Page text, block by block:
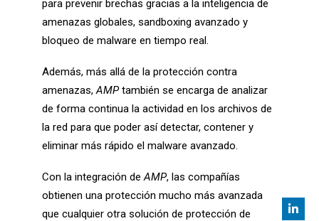
para prevenir brechas gracias a la inteligencia de
amenazas globales, sandboxing avanzado y
bloqueo de malware en tiempo real.
Además, más allá de la protección contra
amenazas,AMPtambién se encarga de analizar
de forma continua la actividad en los archivos de
la red para que poder así detectar, contener y
eliminar más rápido el malware avanzado.
Con la integración deAMP, las compañías
obtienen una protección mucho más avanzada
que cualquier otra solución de protección de